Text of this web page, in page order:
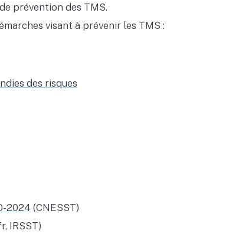
prévention des TMS.
visant à prévenir les TMS :
des risques
2024(CNESST)
IRSST)